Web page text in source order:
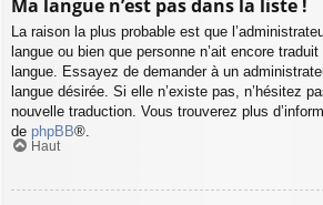
Ma langue n’est pas dans la liste !
La raison la plus probable est que
langue ou bien que personne n’ait encore
langue. Essayez de demander à un
langue désirée. Si elle n’existe pas, n’hésitez
nouvelle traduction. Vous trouverez plus
de phpBB®.
Haut